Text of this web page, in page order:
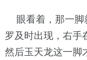
眼看着，那一脚
罗及时出现，右手
然后玉天龙这一脚